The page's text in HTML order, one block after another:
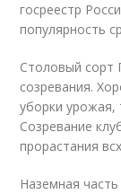
госреестр
популярность
Столовый сорт
созревания.
уборки урожая,
Созревание
прорастания
Наземная